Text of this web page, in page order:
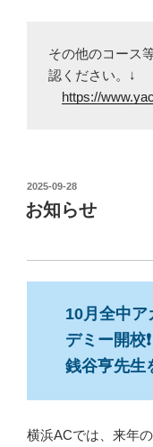
その他のコース
認ください。↓
https://
投
稿
日:
2025-09-28
お知らせ
10月全中ア
デミー開校❗️
銭谷亨先生
横浜ACでは、来年